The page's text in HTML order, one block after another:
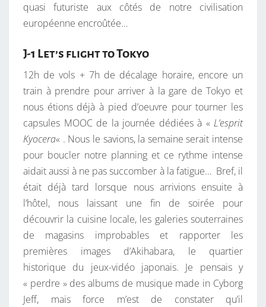
quasi futuriste aux côtés de notre civilisation
européenne encroûtée…
J-1 Let’s flight to Tokyo
12h de vols + 7h de décalage horaire, encore un
train à prendre pour arriver à la gare de Tokyo et
nous étions déjà à pied d’oeuvre pour tourner les
capsules MOOC de la journée dédiées à « L’esprit
Kyocera« . Nous le savions, la semaine serait intense
pour boucler notre planning et ce rythme intense
aidait aussi à ne pas succomber à la fatigue… Bref, il
était déjà tard lorsque nous arrivions ensuite à
l’hôtel, nous laissant une fin de soirée pour
découvrir la cuisine locale, les galeries souterraines
de magasins improbables et rapporter les
premières images d’Akihabara, le quartier
historique du jeux-vidéo japonais. Je pensais y
« perdre » des albums de musique made in Cyborg
Jeff, mais force m’est de constater qu’il